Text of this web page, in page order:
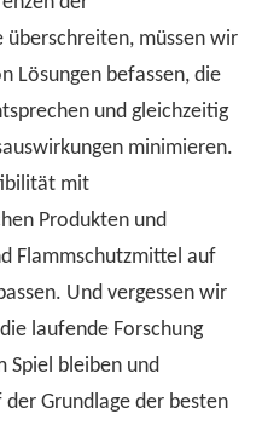
müssen wir
Lösungen befassen, die
und gleichzeitig
minimieren.
mit
Produkten und
Flammschutzmittel auf
Und vergessen wir
laufende Forschung
Spiel bleiben und
Grundlage der besten